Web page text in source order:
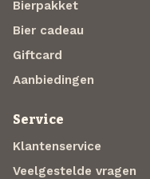
Bierpakket
Bier cadeau
Giftcard
Aanbiedingen
Service
Klantenservice
Veelgestelde vragen